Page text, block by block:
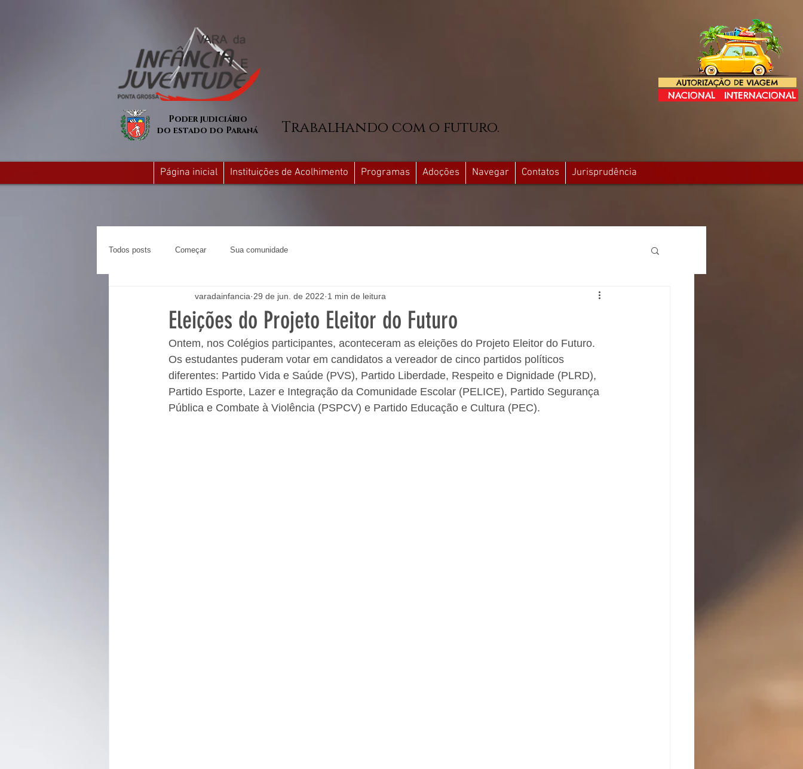
AUTORIZAÇÃO DE VIAGEM
NACIONAL INTERNACIONAL
Poder judiciário
do estado do Paraná
Trabalhando com o futuro.
Página inicial Instituições de Acolhimento Programas Adoções Navegar Contatos Jurisprudência
Todos posts Começar Sua comunidade
Eleições do Projeto Eleitor do Futuro
varadainfancia 29 de jun. de 2022 1 min de leitura
Ontem, nos Colégios participantes, aconteceram as eleições do Projeto Eleitor do Futuro.
Os estudantes puderam votar em candidatos a vereador de cinco partidos políticos
diferentes: Partido Vida e Saúde (PVS), Partido Liberdade, Respeito e Dignidade (PLRD),
Partido Esporte, Lazer e Integração da Comunidade Escolar (PELICE), Partido Segurança
Pública e Combate à Violência (PSPCV) e Partido Educação e Cultura (PEC).